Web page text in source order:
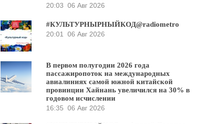
20:03 06 Авг 2026
#КУЛЬТУРНЫРНЫЙКОД@radiometro
20:01
06 Авг 2026
В первом полугодии 2026 года
пассажиропоток на международных
авиалиниях самой южной китайской
провинции Хайнань увеличился на 30% в
годовом исчислении
16:35 06 Авг 2026